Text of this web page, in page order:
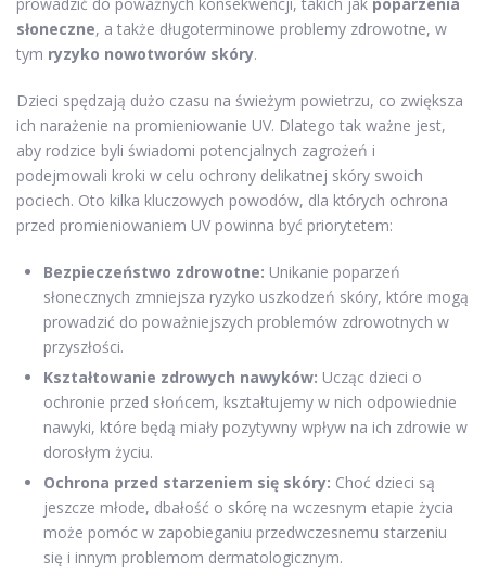
słoneczne, a także długoterminowe problemy zdrowotne, w
tym ryzyko nowotworów skóry.
Dzieci spędzają dużo czasu na świeżym powietrzu, co zwiększa
ich narażenie na promieniowanie UV. Dlatego tak ważne jest,
aby rodzice byli świadomi potencjalnych zagrożeń i
podejmowali kroki w celu ochrony delikatnej skóry swoich
pociech. Oto kilka kluczowych powodów, dla których ochrona
przed promieniowaniem UV powinna być priorytetem:
Bezpieczeństwo zdrowotne: Unikanie poparzeń
słonecznych zmniejsza ryzyko uszkodzeń skóry, które mogą
prowadzić do poważniejszych problemów zdrowotnych w
przyszłości.
Kształtowanie zdrowych nawyków: Ucząc dzieci o
ochronie przed słońcem, kształtujemy w nich odpowiednie
nawyki, które będą miały pozytywny wpływ na ich zdrowie w
dorosłym życiu.
Ochrona przed starzeniem się skóry: Choć dzieci są
jeszcze młode, dbałość o skórę na wczesnym etapie życia
może pomóc w zapobieganiu przedwczesnemu starzeniu
się i innym problemom dermatologicznym.